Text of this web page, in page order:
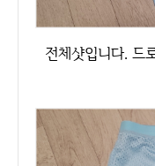
전체샷입니다.